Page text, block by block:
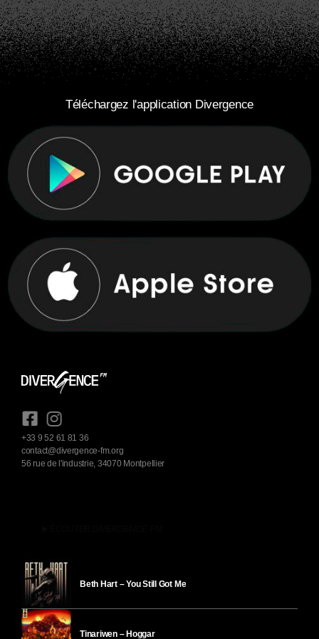
Téléchargez l'application Divergence
+33 9 52 61 81 36
contact@divergence-fm.org
56 rue de l'industrie, 34070 Montpellier
Beth Hart – You Still Got Me
Tinariwen – Hoggar